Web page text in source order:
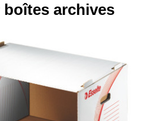
archives